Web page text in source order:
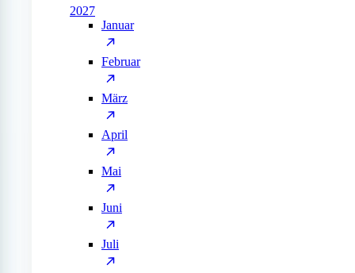
2027
Januar
Februar
März
April
Mai
Juni
Juli